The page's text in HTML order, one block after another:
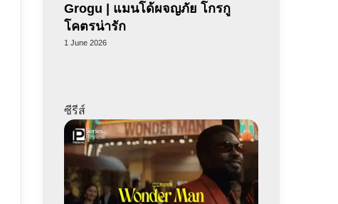
Grogu | แมนโด้ผจญภัย โกรกู
โคตรน่ารัก
1 June 2026
ซีรีส์